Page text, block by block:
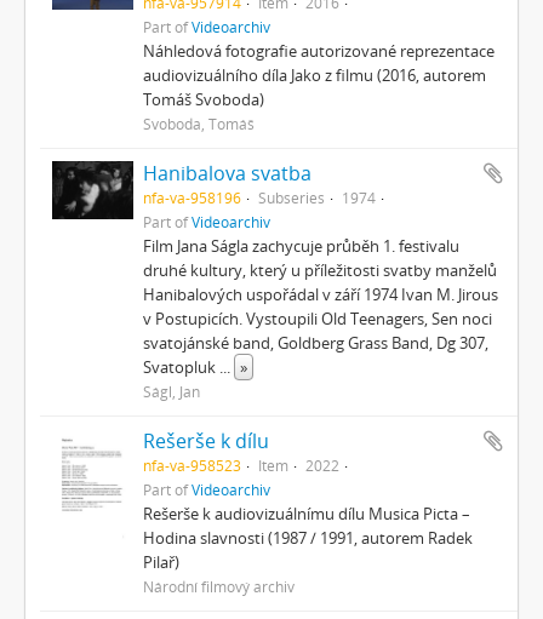
Part ofVideoarchiv
Náhledová fotografie autorizované reprezentace
audiovizuálního díla Jako z filmu (2016, autorem
Tomáš Svoboda)
Svoboda, Tomáš
Hanibalova svatba
nfa-va-958196 Subseries
1974
Part ofVideoarchiv
Film Jana Ságla zachycuje průběh 1. festivalu
druhé kultury, který u příležitosti svatby manželů
Hanibalových uspořádal v září 1974 Ivan M. Jirous
v Postupicích. Vystoupili Old Teenagers, Sen noci
svatojánské band, Goldberg Grass Band, Dg 307,
Svatopluk ... »
Ságl, Jan
Rešerše k dílu
nfa-va-958523 Item
2022
Part ofVideoarchiv
Rešerše k audiovizuálnímu dílu Musica Picta –
Hodina slavnosti (1987 / 1991, autorem Radek
Pilař)
Národní filmový archiv